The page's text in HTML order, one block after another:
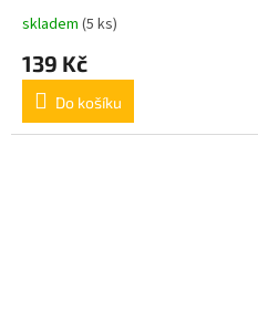
skladem (5 ks)
139 Kč
Do košíku